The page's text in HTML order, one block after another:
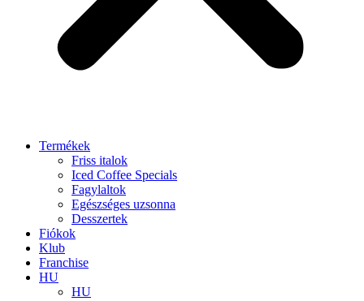
Termékek
Friss italok
Iced Coffee Specials
Fagylaltok
Egészséges uzsonna
Desszertek
Fiókok
Klub
Franchise
HU
HU